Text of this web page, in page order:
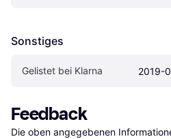
Sonstiges
Gelistet bei Klarna 2019-
Feedback
Die oben angegebenen